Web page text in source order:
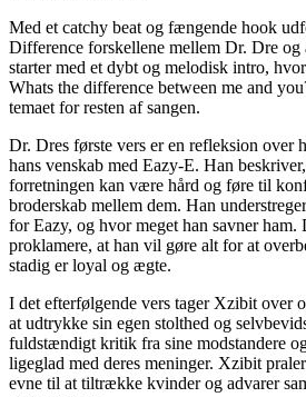
Med et catchy beat og fængende hook
Difference forskellene mellem Dr. Dre og
starter med et dybt og melodisk intro,
Whats the difference between me and
temaet for resten af ​​sangen.
Dr. Dres første vers er en refleksion over
hans venskab med Eazy-E. Han
forretningen kan være hård og føre til
broderskab mellem dem. Han
for Eazy, og hvor meget han savner ham.
proklamere, at han vil gøre alt for at
stadig er loyal og ægte.
I det efterfølgende vers tager Xzibit over
at udtrykke sin egen stolthed og
fuldstændigt kritik fra sine modstandere
ligeglad med deres meninger. Xzibit
evne til at tiltrække kvinder og advarer